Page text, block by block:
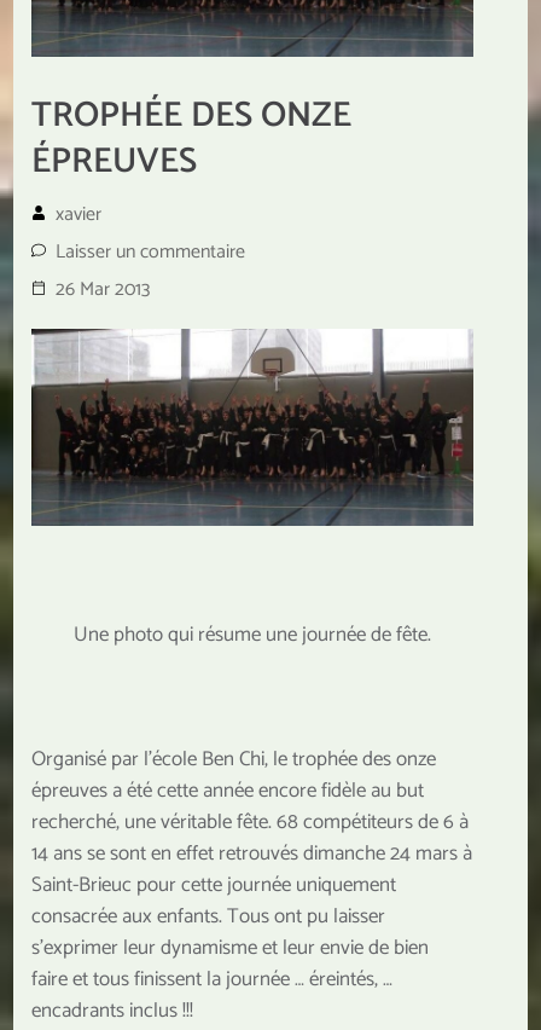
TROPHÉE DES ONZE
ÉPREUVES
xavier
Laisser un commentaire
26 Mar 2013
Une photo qui résume une journée de fête.
Organisé par l’école Ben Chi, le trophée des onze
épreuves a été cette année encore fidèle au but
recherché, une véritable fête. 68 compétiteurs de 6 à
14 ans se sont en effet retrouvés dimanche 24 mars à
Saint-Brieuc pour cette journée uniquement
consacrée aux enfants. Tous ont pu laisser
s’exprimer leur dynamisme et leur envie de bien
faire et tous finissent la journée … éreintés, …
encadrants inclus !!!